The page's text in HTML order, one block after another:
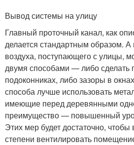
Вывод системы на улицу
Главный проточный канал, как
делается стандартным образом. А
воздуха, поступающего с улицы,
двумя способами — либо сделать
подоконниках, либо зазоры в
способа лучше использовать
имеющие перед деревянными
преимущество — повышенный
Этих мер будет достаточно,
степени вентилировать